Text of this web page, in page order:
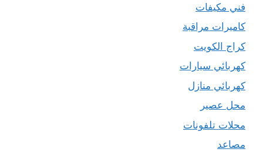
فني مكيفات
كاميرات مراقبة
كراج الكويت
كهربائي سيارات
كهربائي منازل
محل عصير
محلات تلفونات
مصاعد